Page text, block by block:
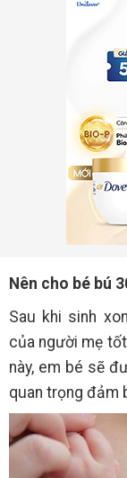
Nên cho bé bú
Sau khi sinh
của người mẹ
này, em bé sẽ
quan trọng đảm